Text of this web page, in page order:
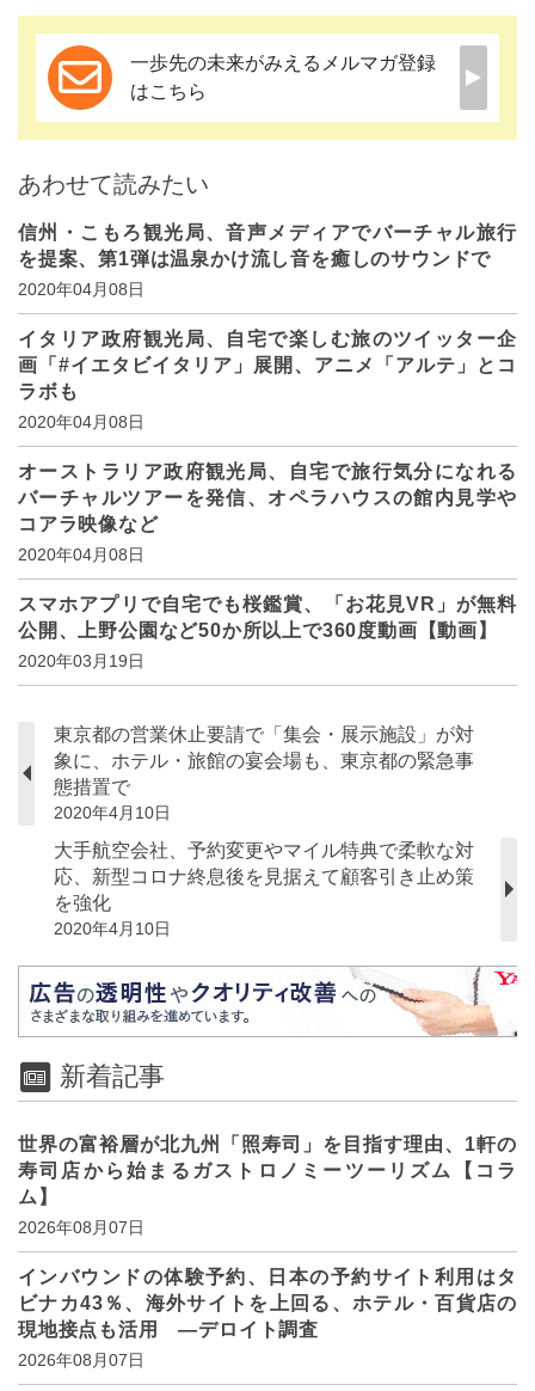
一歩先の未来がみえるメルマガ登録
はこちら
あわせて読みたい
信州・こもろ観光局、音声メディアでバーチャル旅行
を提案、第1弾は温泉かけ流し音を癒しのサウンドで
2020年04月08日
イタリア政府観光局、自宅で楽しむ旅のツイッター企
画「#イエタビイタリア」展開、アニメ「アルテ」とコ
ラボも
2020年04月08日
オーストラリア政府観光局、自宅で旅行気分になれる
バーチャルツアーを発信、オペラハウスの館内見学や
コアラ映像など
2020年04月08日
スマホアプリで自宅でも桜鑑賞、「お花見VR」が無料
公開、上野公園など50か所以上で360度動画【動画】
2020年03月19日
東京都の営業休止要請で「集会・展示施設」が対
象に、ホテル・旅館の宴会場も、東京都の緊急事
態措置で
2020年4月10日
大手航空会社、予約変更やマイル特典で柔軟な対
応、新型コロナ終息後を見据えて顧客引き止め策
を強化
2020年4月10日
新着記事
世界の富裕層が北九州「照寿司」を目指す理由、1軒の
寿司店から始まるガストロノミーツーリズム【コラ
ム】
2026年08月07日
インバウンドの体験予約、日本の予約サイト利用はタ
ビナカ43％、海外サイトを上回る、ホテル・百貨店の
現地接点も活用 ―デロイト調査
2026年08月07日